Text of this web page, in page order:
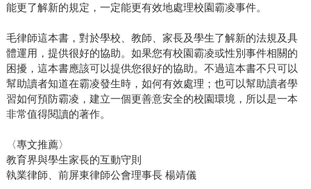
能更了解新的規定，一定能更有效地處理校園霸凌事件。
毛律師這本書，對於學校、教師、家長及學生了解新的法規及具
體運用，提供很好的協助。如果您有校園霸凌或性別事件相關的
困擾，這本書應該可以提供您很好的協助。不過這本書不只可以
幫助讀者知道在霸凌發生時，如何有效處理；也可以幫助讀者學
習如何預防霸凌，建立一個更善意安全的校園環境，所以是一本
非常值得閱讀的著作。
〈專文推薦〉
教育界與學生家長的互動守則
執業律師、前屏東律師公會理事長 楊靖儀